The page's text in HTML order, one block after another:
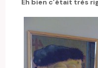
Eh bien c’était très